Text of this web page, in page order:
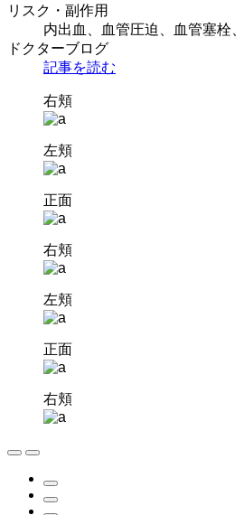
リスク・副作用
内出血、血管圧迫、血管塞栓
ドクターブログ
記事を読む
右頬
左頬
正面
右頬
左頬
正面
右頬